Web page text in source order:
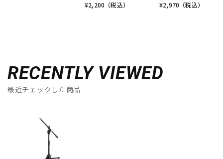
¥2,200 （税込） ¥2,970 （税込）
RECENTLY VIEWED
最近チェックした商品